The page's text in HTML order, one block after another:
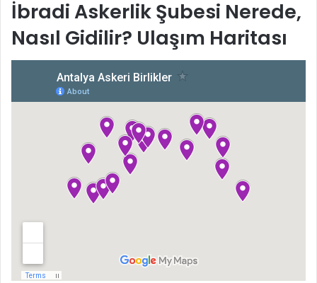
İbradi Askerlik Şubesi Nerede,
Nasıl Gidilir? Ulaşım Haritası